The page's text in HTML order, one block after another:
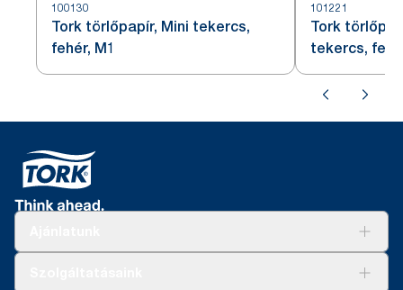
100130
Tork törlőpapír, Mini tekercs,
fehér, M1
101221
Tork
tekercs,